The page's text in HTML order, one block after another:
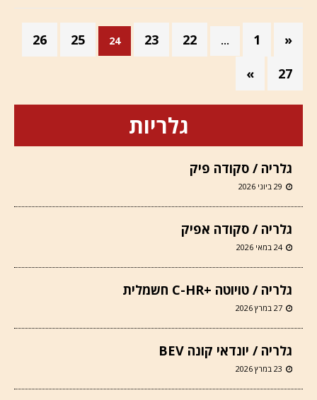
«
1
…
22
23
24
25
26
27
»
גלריות
גלריה / סקודה פיק
29 ביוני 2026
גלריה / סקודה אפיק
24 במאי 2026
גלריה / טויוטה +C-HR חשמלית
27 במרץ 2026
גלריה / יונדאי קונה BEV
23 במרץ 2026